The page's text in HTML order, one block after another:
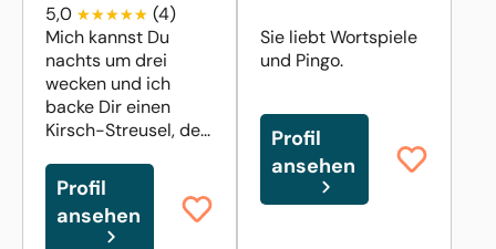
5,0
(4)
Mich kannst Du
nachts um drei
wecken und ich
backe Dir einen
Kirsch-Streusel, de...
Profil
ansehen
Sie liebt Wortspiele
und Pingo.
Profil
ansehen